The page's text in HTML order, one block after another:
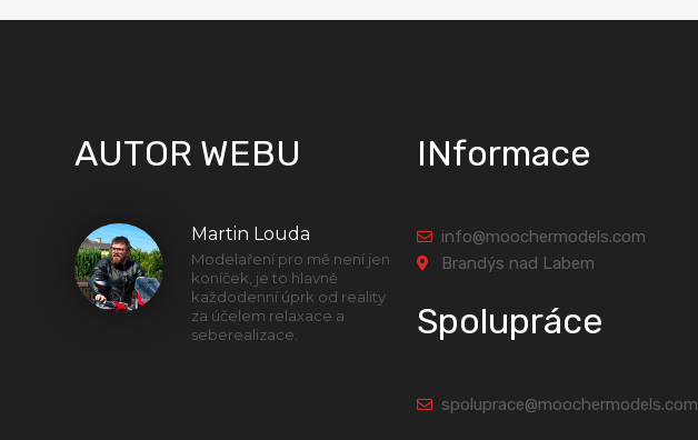
AUTOR WEBU
Martin Louda
Modelaření pro mě není jen
koníček, je to hlavně
každodenní úprk od reality
za účelem relaxace a
seberealizace.
INformace
info@moochermodels.com
Brandýs nad Labem
Spolupráce
spoluprace@moochermodels.com